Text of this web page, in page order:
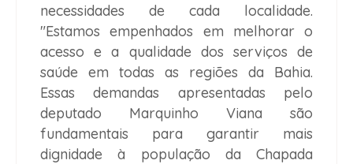
necessidades de cada localidade.
"Estamos empenhados em melhorar o
acesso e a qualidade dos serviços de
saúde em todas as regiões da Bahia.
Essas demandas apresentadas pelo
deputado Marquinho Viana são
fundamentais para garantir mais
dignidade à população da Chapada